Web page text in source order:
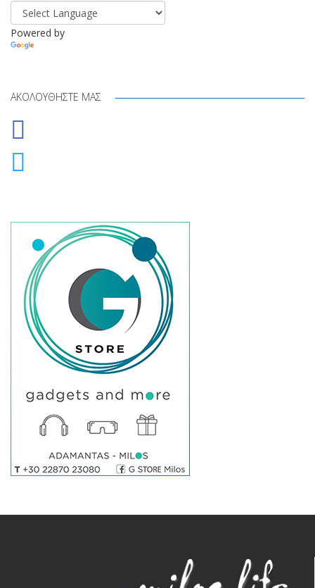
Powered by
ΑΚΟΛΟΥΘΉΣΤΕ ΜΑΣ